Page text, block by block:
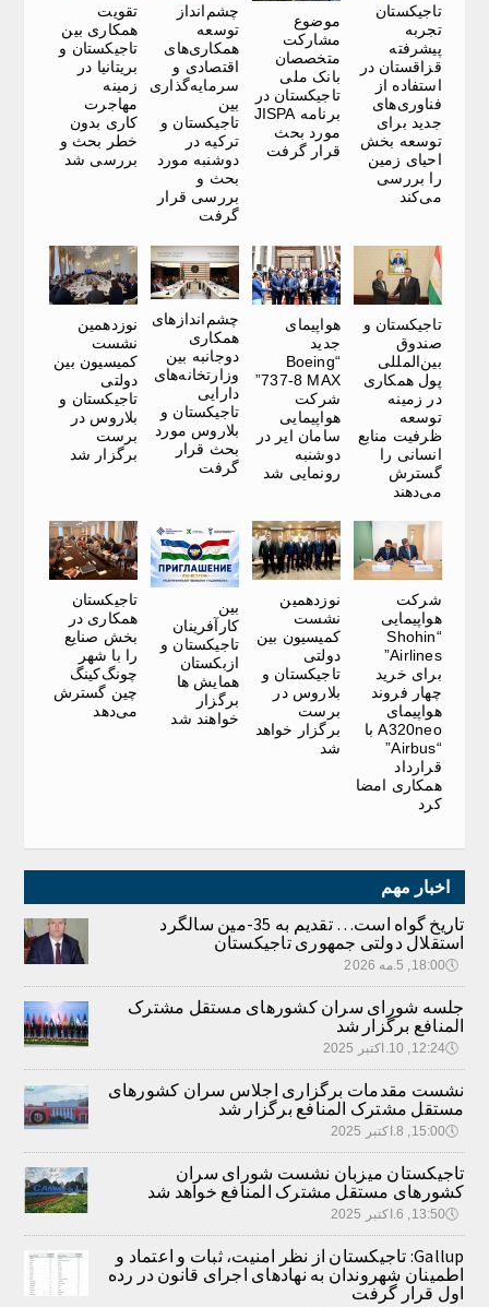
تاجیکستان
تجربه
پیشرفته
قزاقستان در
استفاده از
فناوری‌های
جدید برای
توسعه بخش
احیای زمین
را بررسی
می‌کند
موضوع
مشارکت
متخصصان
بانک ملی
تاجیکستان در
برنامه JISPA
مورد بحث
قرار گرفت
چشم‌انداز
توسعه
همکاری‌های
اقتصادی و
سرمایه‌گذاری
بین
تاجیکستان و
ترکیه در
دوشنبه مورد
بحث و
بررسی قرار
گرفت
تقویت
همکاری بین
تاجیکستان و
بریتانیا در
زمینه
مهاجرت
کاری بدون
خطر بحث و
بررسی شد
تاجیکستان و
صندوق
بین‌المللی
پول همکاری
در زمینه
توسعه
ظرفیت منابع
انسانی را
گسترش
می‌دهند
هواپیمای
جدید
“Boeing
737-8 MAX”
شرکت
هواپیمایی
سامان ایر در
دوشنبه
رونمایی شد
چشم‌اندازهای
همکاری
دوجانبه بین
وزارتخانه‌های
دارایی
تاجیکستان و
بلاروس مورد
بحث قرار
گرفت
نوزدهمین
نشست
کمیسیون بین
دولتی
تاجیکستان و
بلاروس در
برست
برگزار شد
شرکت
هواپیمایی
“Shohin
Airlines”
برای خرید
چهار فروند
هواپیمای
A320neo با
“Airbus”
قرارداد
همکاری امضا
کرد
نوزدهمین
نشست
کمیسیون بین
دولتی
تاجیکستان و
بلاروس در
برست
برگزار خواهد
شد
بین
کارآفرینان
تاجیکستان و
ازبکستان
همایش ها
برگزار
خواهند شد
تاجیکستان
همکاری در
بخش صنایع
را با شهر
چونگ‌کینگ
چین گسترش
می‌دهد
اخبار مهم
تاریخ گواه است… تقدیم به 35-مین سالگرد
استقلال دولتی جمهوری تاجیکستان
🕔18:00, 5.مه 2026
جلسه شورای سران کشورهای مستقل مشترک
المنافع برگزار شد
🕔12:24, 10.اکتبر 2025
نشست مقدمات برگزاری اجلاس سران کشورهای
مستقل مشترک المنافع برگزار شد
🕔15:00, 8.اکتبر 2025
تاجیکستان میزبان نشست شورای سران
کشورهای مستقل مشترک المنافع خواهد شد
🕔13:50, 6.اکتبر 2025
Gallup: تاجیکستان از نظر امنیت، ثبات و اعتماد و
اطمینان شهروندان به نهادهای اجرای قانون در رده
اول قرار گرفت